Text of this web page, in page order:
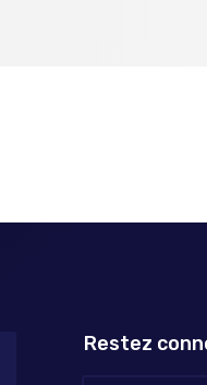
Restez